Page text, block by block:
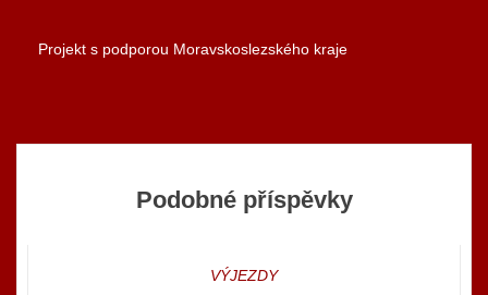
pro
Projekt s podporou Moravskoslezského kraje
Podobné příspěvky
VÝJEZDY